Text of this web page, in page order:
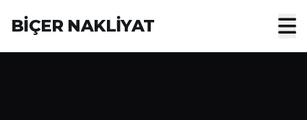
BİÇER NAKLİYAT